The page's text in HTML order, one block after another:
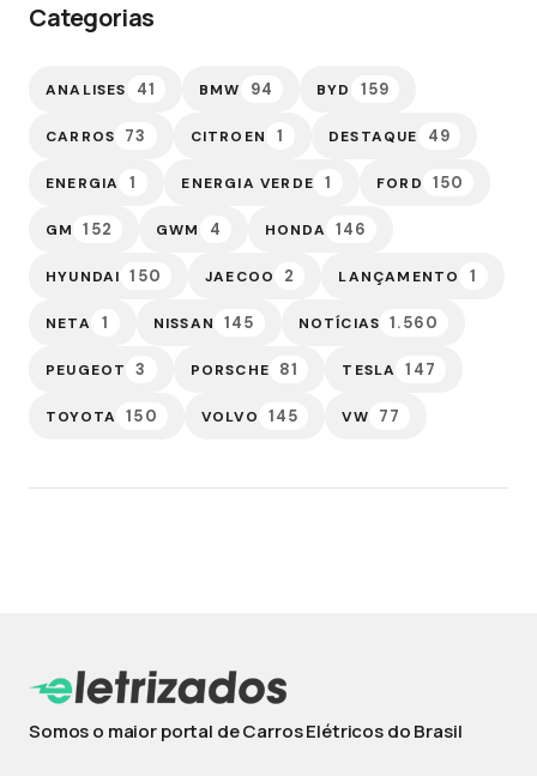
Categorias
ANALISES 41 BMW 94 BYD 159
CARROS 73 CITROEN 1 DESTAQUE 49
ENERGIA 1 ENERGIA VERDE 1 FORD 150
GM 152 GWM 4 HONDA 146
HYUNDAI 150 JAECOO 2 LANÇAMENTO 1
NETA 1 NISSAN 145 NOTÍCIAS 1.560
PEUGEOT 3 PORSCHE 81 TESLA 147
TOYOTA 150 VOLVO 145 VW 77
Somos o maior portal de Carros Elétricos do Brasil